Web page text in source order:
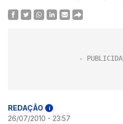
REDAÇÃO i
26/07/2010 - 23:57